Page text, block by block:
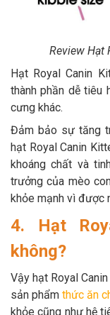
Review Hạt
Hạt Royal Canin
thành phần dễ tiêu
cưng khác.
Đảm bảo sự tăng
hạt Royal Canin
khoáng chất và
trưởng của mèo
khỏe mạnh vì được
4. Hạt
không?
Vậy hạt Royal
sản phẩmthức ăn
khỏe cũng như hệ